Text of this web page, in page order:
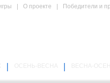
О проекте Победители и